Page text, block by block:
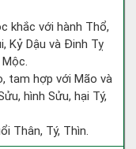
khắc với hành Thổ,
Kỷ Dậu và Đinh Tỵ
tam hợp với Mão và
hình Sửu, hại Tý,
Thân, Tý, Thìn.